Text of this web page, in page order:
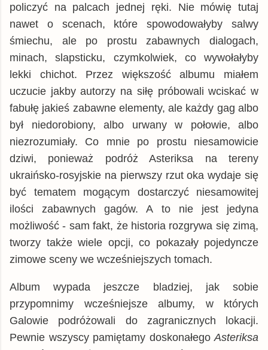
policzyć na palcach jednej ręki. Nie mówię tutaj
nawet o scenach, które spowodowałyby salwy
śmiechu, ale po prostu zabawnych dialogach,
minach, slapsticku, czymkolwiek, co wywołałyby
lekki chichot. Przez większość albumu miałem
uczucie jakby autorzy na siłę próbowali wciskać w
fabułę jakieś zabawne elementy, ale każdy gag albo
był niedorobiony, albo urwany w połowie, albo
niezrozumiały. Co mnie po prostu niesamowicie
dziwi, ponieważ podróż Asteriksa na tereny
ukraińsko-rosyjskie na pierwszy rzut oka wydaje się
być tematem mogącym dostarczyć niesamowitej
ilości zabawnych gagów. A to nie jest jedyna
możliwość - sam fakt, że historia rozgrywa się zimą,
tworzy także wiele opcji, co pokazały pojedyncze
zimowe sceny we wcześniejszych tomach.
Album wypada jeszcze bladziej, jak sobie
przypomnimy wcześniejsze albumy, w których
Galowie podróżowali do zagranicznych lokacji.
Pewnie wszyscy pamiętamy doskonałego Asteriksa